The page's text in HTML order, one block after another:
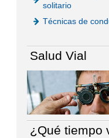
solitario
Técnicas de
Salud Vial
¿Qué tiempo